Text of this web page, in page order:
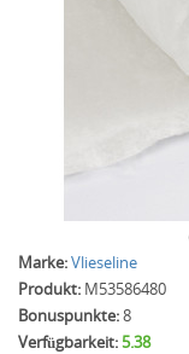
Marke:Vlieseline
Produkt: M53586480
Bonuspunkte:8
Verfügbarkeit:5.38